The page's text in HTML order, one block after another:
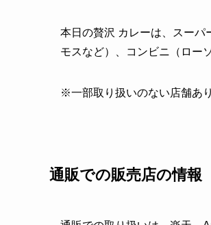
本日の贅沢 カレーは、スーパ
モスなど）、コンビニ（ロー
※一部取り扱いのない店舗あり
通販での販売店の情報